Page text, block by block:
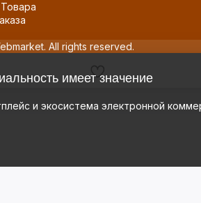
All rights reserved.
имеет значение
и экосистема электронной